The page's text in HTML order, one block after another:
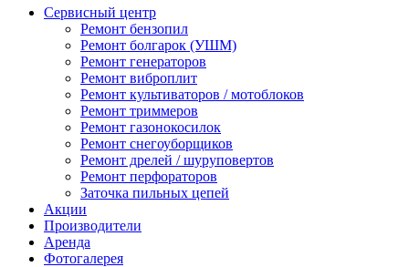
Сервисный центр
Ремонт бензопил
Ремонт болгарок (УШМ)
Ремонт генераторов
Ремонт виброплит
Ремонт культиваторов / мотоблоков
Ремонт триммеров
Ремонт газонокосилок
Ремонт снегоуборщиков
Ремонт дрелей / шуруповертов
Ремонт перфораторов
Заточка пильных цепей
Акции
Производители
Аренда
Фотогалерея